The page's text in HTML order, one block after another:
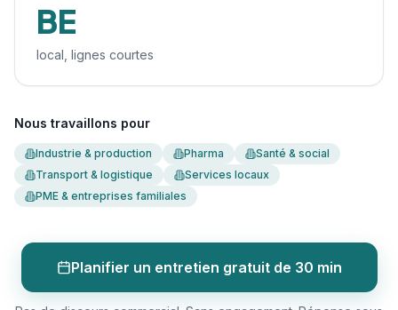
BE
local, lignes courtes
Nous travaillons pour
Industrie & production Pharma
Santé & social
Transport & logistique
Services locaux
PME & entreprises familiales
Planifier un entretien gratuit de 30 min